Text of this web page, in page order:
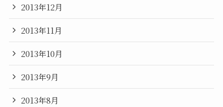
2013年12月
2013年11月
2013年10月
2013年9月
2013年8月